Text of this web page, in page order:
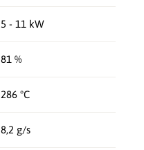
5 - 11 kW
81 %
286 °C
8,2 g/s